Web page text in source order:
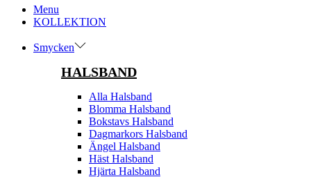
Menu
KOLLEKTION
Smycken
HALSBAND
Alla Halsband
Blomma Halsband
Bokstavs Halsband
Dagmarkors Halsband
Ängel Halsband
Häst Halsband
Hjärta Halsband